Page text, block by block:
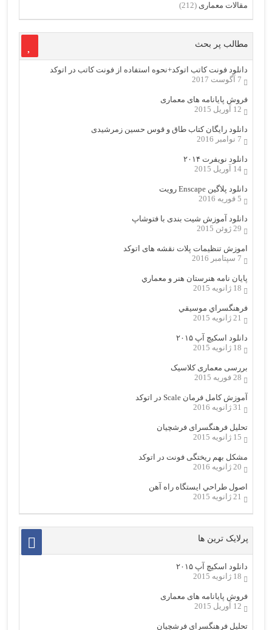
مقالات معماری (212)
مطالب پر بحث
دانلود فونت کاتب اتوکد+نحوه استفاده از فونت کاتب در اتوکد
7 آگوست 2017
فروش پایانامه های معماری
12 آوریل 2015
دانلود رایگان کتاب طاق و قوس حسین زمرشیدی
7 نوامبر 2016
دانلود نویفرت ۲۰۱۴
14 آوریل 2015
دانلود پلاگین Enscape رویت
5 فوریه 2016
دانلود آموزش شیت بندی با فتوشاپ
29 ژوئن 2015
اموزش تنظیمات پلات نقشه های اتوکد
7 سپتامبر 2016
پایان نامه هنرستان هنر و معماري
18 ژانویه 2015
فرهنگسراي موسيقي
21 ژانویه 2015
دانلود اسکیچ آپ ۲۰۱۵
18 ژانویه 2015
بررسی معماری کلاسیک
28 فوریه 2015
آموزش کامل فرمان Scale در اتوکد
31 ژانویه 2016
تحلیل فرهنگسرای فرشچیان
15 ژانویه 2015
مشکل بهم ریختگی فونت در اتوکد
20 ژانویه 2016
اصول طراحي ایستگاه راه آهن
21 ژانویه 2015
پرلایک ترین ها
دانلود اسکیچ آپ ۲۰۱۵
18 ژانویه 2015
فروش پایانامه های معماری
12 آوریل 2015
تحلیل فرهنگسرای فرشچیان